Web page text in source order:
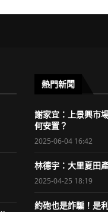
熱門新聞
謝家宜：上景興市
何安置？
2025-06-04 16:42
林德宇：大里夏田
2025-04-25 18:19
約砲也是詐騙！是